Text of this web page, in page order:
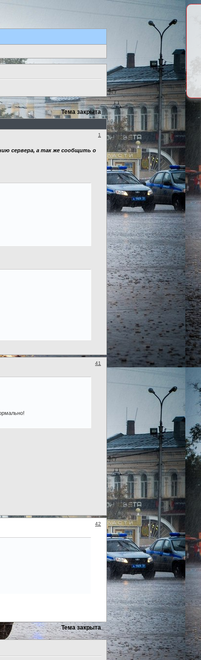
Тема закрыта
1
сервера, а так же сообщить о
41
42
Тема закрыта